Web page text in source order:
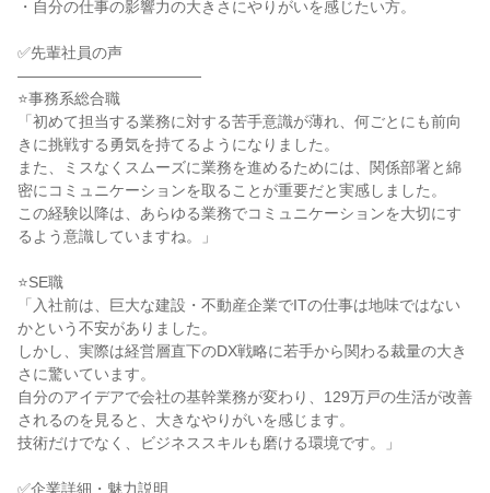
・自分の仕事の影響力の大きさにやりがいを感じたい方。
✅先輩社員の声
――――――――――――
⭐事務系総合職
「初めて担当する業務に対する苦手意識が薄れ、何ごとにも前向
きに挑戦する勇気を持てるようになりました。
また、ミスなくスムーズに業務を進めるためには、関係部署と綿
密にコミュニケーションを取ることが重要だと実感しました。
この経験以降は、あらゆる業務でコミュニケーションを大切にす
るよう意識していますね。」
⭐SE職
「入社前は、巨大な建設・不動産企業でITの仕事は地味ではない
かという不安がありました。
しかし、実際は経営層直下のDX戦略に若手から関わる裁量の大き
さに驚いています。
自分のアイデアで会社の基幹業務が変わり、129万戸の生活が改善
されるのを見ると、大きなやりがいを感じます。
技術だけでなく、ビジネススキルも磨ける環境です。」
✅企業詳細・魅力説明